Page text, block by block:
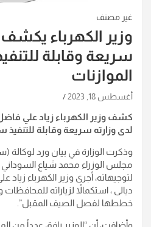
غير مصنف
وزير الكهرباء
سريعة وقابلة
الموازنات
أغسطس 18, 2023
كشف وزير الكهرباء زياد علي
لدى وزارته سريعة وقابلة للتنفيذ
وذكرت الوزارة في بيان ورد لوكالة
مجلس الوزراء محمد شياع السوداني
لتوجيهاته، أجرى وزير الكهرباء
ديالى ، استكمالاً لزياراته
خططها لفصل الصيف المقبل”.
وأضافت، أن “الوزير رافق عدداً من